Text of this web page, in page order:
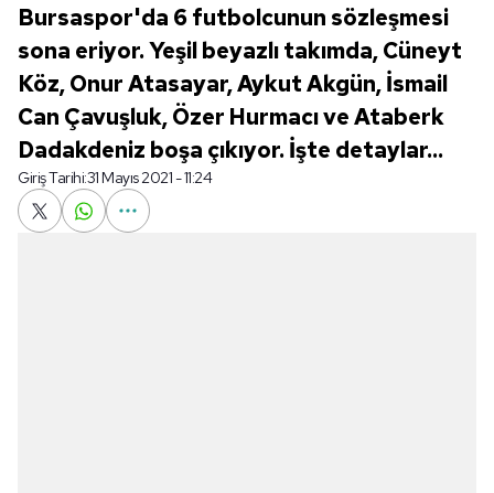
Bursaspor'da 6 futbolcunun sözleşmesi
sona eriyor. Yeşil beyazlı takımda, Cüneyt
Köz, Onur Atasayar, Aykut Akgün, İsmail
Can Çavuşluk, Özer Hurmacı ve Ataberk
Dadakdeniz boşa çıkıyor. İşte detaylar...
Giriş Tarihi:31 Mayıs 2021 - 11:24